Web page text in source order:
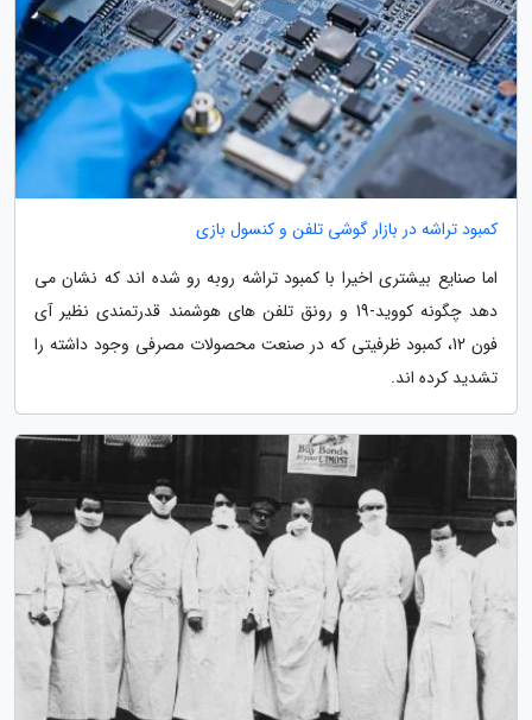
کمبود تراشه در بازار گوشی تلفن و کنسول بازی
اما صنایع بیشتری اخیرا با کمبود تراشه روبه رو شده اند که نشان می
دهد چگونه کووید-19 و رونق تلفن های هوشمند قدرتمندی نظیر آی
فون 12، کمبود ظرفیتی که در صنعت محصولات مصرفی وجود داشته را
تشدید کرده اند.